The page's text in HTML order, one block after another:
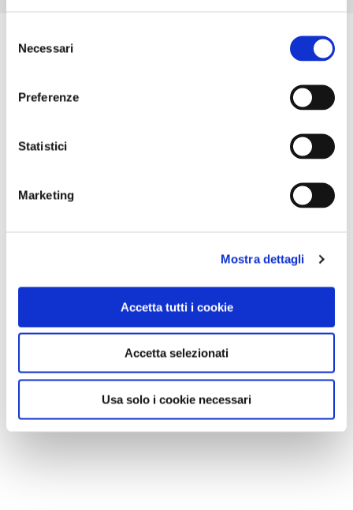
delNecessari
Preferenze
Statistici
Marketing
Mostra dettagli
Accetta tutti i cookie
Accetta selezionati
Usa solo i cookie necessari